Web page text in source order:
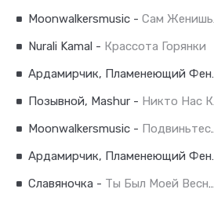
Moonwalkersmusic - Сам Женишься
Nurali Kamal - Крассота Горянки
Ардамирчик, Пламенеющий Феникс
Позывной, Mashur - Никто Нас Кроме
Moonwalkersmusic - Подвиньтесь Мужики
Ардамирчик, Пламенеющий Феникс
Славяночка - Ты Был Моей Весной